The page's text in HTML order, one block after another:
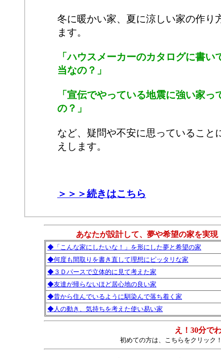
冬に暖かい家、夏に涼しい家の作り
ます。
「ハウスメーカーのカタログに書い
当なの？」
「宣伝でやっている地震に強い家っ
の？」
など、疑問や不安に思っていること
えします。
＞＞＞続きはこちら
あなたが設計して、夢や希望の家を実
◆「こんな家にしたいな！」を形にした夢と希望の家
◆何度も間取りを書き直して理想にピッタリな家
◆３Ｄパースで立体的に見て考えた家
◆友達が帰らないほど居心地の良い家
◆昔から住んでいるように馴染んで落ち着く家
◆人の動き、気持ちを考えた使い易い家
え！30分で
初めての方は、こちらをクリック